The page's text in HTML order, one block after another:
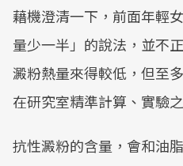
藉機澄清一下，前面年輕
量少一半」的說法，並不
澱粉熱量來得較低，但至
在研究室精準計算、實驗
抗性澱粉的含量，會和油